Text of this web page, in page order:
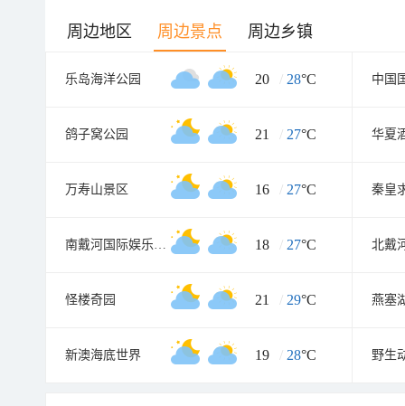
周边地区 周边景点 周边乡镇
乐岛海洋公园 20 / 28°C
鸽子窝公园 21 / 27°C 华夏
万寿山景区 16 / 27°C 秦皇
南戴河国际娱乐中心 18 / 27°C 北戴
怪楼奇园 21 / 29°C 燕塞
新澳海底世界 19 / 28°C 野生